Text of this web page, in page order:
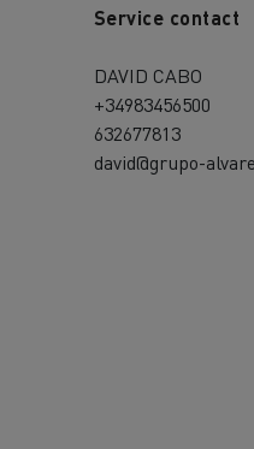
Service contact
DAVID CABO
+34983456500
632677813
david@grupo-